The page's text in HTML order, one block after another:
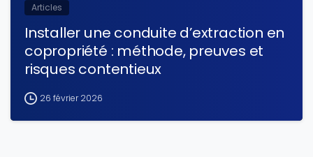
Articles
Installer une conduite d’extraction en
copropriété : méthode, preuves et
risques contentieux
26 février 2026